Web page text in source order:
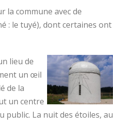
la commune avec de
: le tuyé), dont certaines ont
lieu de
un œil
de la
un centre
public. La nuit des étoiles, au